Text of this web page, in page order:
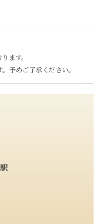
ます。
予めご了承ください。